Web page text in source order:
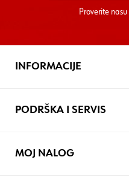
Proverite nasu
INFORMACIJE
PODRŠKA I SERVIS
MOJ NALOG